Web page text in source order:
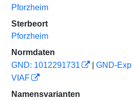
Pforzheim
Sterbeort
Pforzheim
Normdaten
GND: 1012291731
GND-
VIAF
Namensvarianten